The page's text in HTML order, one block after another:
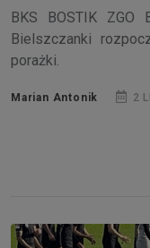
BKS BOSTIK ZGO
Bielszczanki
porażki.
Marian Antonik 2